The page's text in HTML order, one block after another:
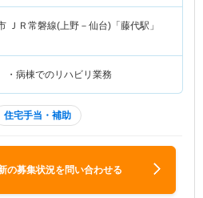
ＪＲ常磐線(上野－仙台)「藤代駅」
・病棟でのリハビリ業務
住宅手当・補助
の募集状況を問い合わせる